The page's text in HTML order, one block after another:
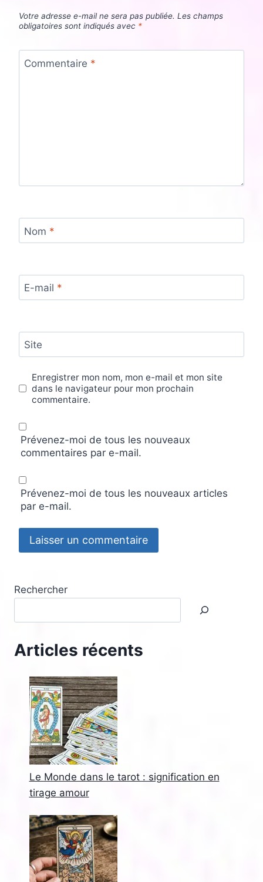
Votre adresse e-mail ne sera pas publiée. Les champs
obligatoires sont indiqués avec *
Commentaire *
Nom *
E-mail *
Site
Enregistrer mon nom, mon e-mail et mon site
dans le navigateur pour mon prochain
commentaire.
Prévenez-moi de tous les nouveaux
commentaires par e-mail.
Prévenez-moi de tous les nouveaux articles
par e-mail.
Rechercher
Articles récents
Le Monde dans le tarot : signification en
tirage amour